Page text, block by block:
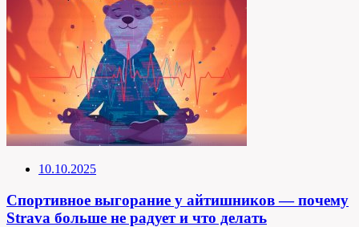
10.10.2025
Спортивное выгорание у айтишников — почему
Strava больше не радует и что делать